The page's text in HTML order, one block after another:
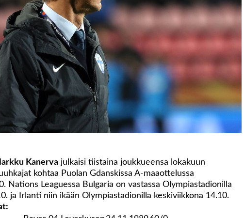
Kanerva julkaisi tiistaina joukkueensa lokakuun
kohtaa Puolan Gdanskissa A-maaottelussa
Nations Leaguessa Bulgaria on vastassa Olympiastadionilla
ja Irlanti niin ikään Olympiastadionilla keskiviikkona 14.10.